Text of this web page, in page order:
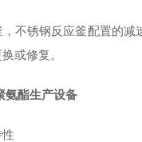
不锈钢反应釜配置的
或修复。
氨酯生产设备